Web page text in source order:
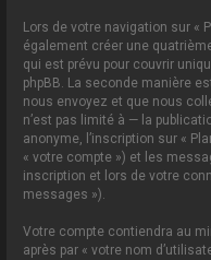
Lors de votre navigation sur «
également créer une
qui est prévu pour couvrir
phpBB. La seconde manière
nous envoyez et que nous
n’est pas limité à — la
anonyme, l’inscription sur «
« votre compte ») et les
inscription et lors de votre
messages »).
Votre compte contiendra au
après par « votre nom